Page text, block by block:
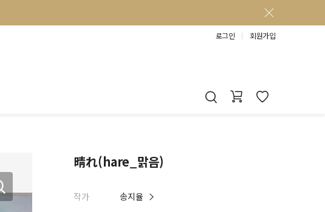
로그인 회원가입
晴れ(hare_맑음)
작가
송지율